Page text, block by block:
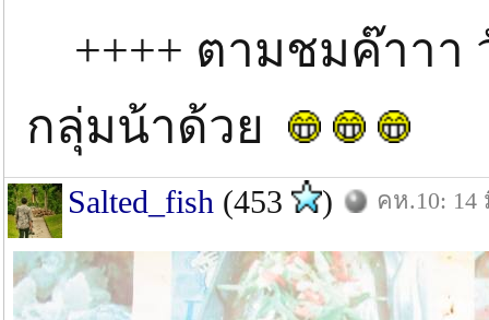
++++ ตามชมค๊าาา
กลุ่มน้าด้วย
Salted_fish (453 ) คห.10: 14